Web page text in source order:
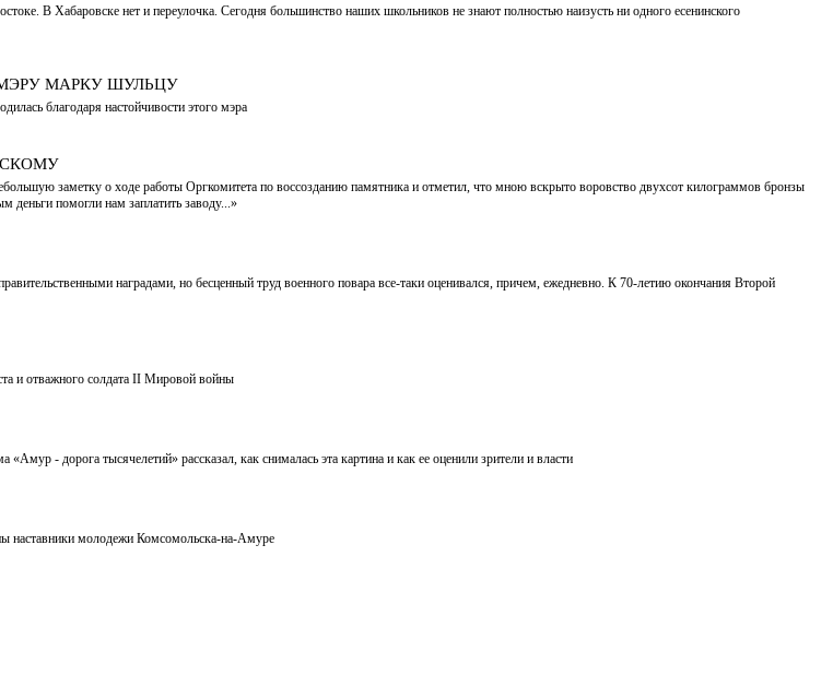
В Хабаровске нет и переулочка. Сегодня большинство наших школьников не знают полностью наизусть ни одного есенинского
МАРКУ ШУЛЬЦУ
благодаря настойчивости этого мэра
заметку о ходе работы Оргкомитета по воссозданию памятника и отметил, что мною вскрыто воровство двухсот килограммов бронзы
деньги помогли нам заплатить заводу...»
наградами, но бесценный труд военного повара все-таки оценивался, причем, ежедневно. К 70-летию окончания Второй
и отважного солдата II Мировой войны
- дорога тысячелетий» рассказал, как снималась эта картина и как ее оценили зрители и власти
молодежи Комсомольска-на-Амуре